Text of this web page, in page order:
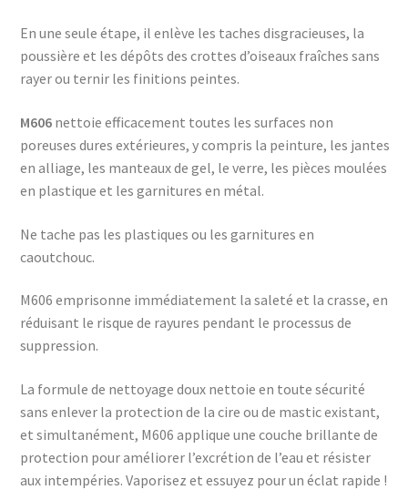
En une seule étape, il enlève les taches disgracieuses, la
poussière et les dépôts des crottes d’oiseaux fraîches sans
rayer ou ternir les finitions peintes.
M606 nettoie efficacement toutes les surfaces non
poreuses dures extérieures, y compris la peinture, les jantes
en alliage, les manteaux de gel, le verre, les pièces moulées
en plastique et les garnitures en métal.
Ne tache pas les plastiques ou les garnitures en
caoutchouc.
M606 emprisonne immédiatement la saleté et la crasse, en
réduisant le risque de rayures pendant le processus de
suppression.
La formule de nettoyage doux nettoie en toute sécurité
sans enlever la protection de la cire ou de mastic existant,
et simultanément, M606 applique une couche brillante de
protection pour améliorer l’excrétion de l’eau et résister
aux intempéries. Vaporisez et essuyez pour un éclat rapide !